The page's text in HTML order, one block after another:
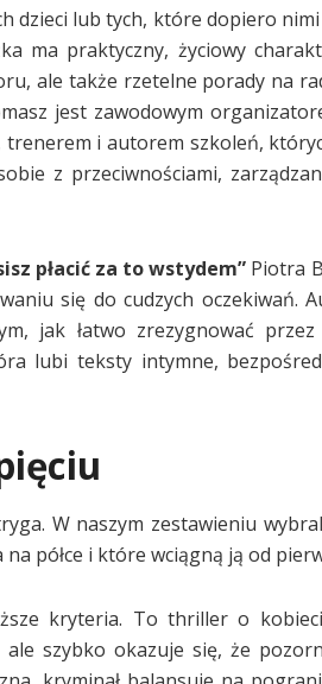
dzieci lub tych, które dopiero
ma praktyczny, życiowy
ale także rzetelne porady na
jest zawodowym
i autorem szkoleń,
z przeciwnościami,
płacić za to wstydem” Piotra
się do cudzych oczekiwań.
jak łatwo zrezygnować
lubi teksty intymne,
W naszym zestawieniu
półce i które wciągną ją od
kryteria. To thriller o
szybko okazuje się, że